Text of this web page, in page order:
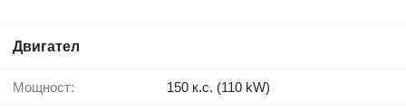
Двигател
Мощност: 150 к.с. (110 kW)